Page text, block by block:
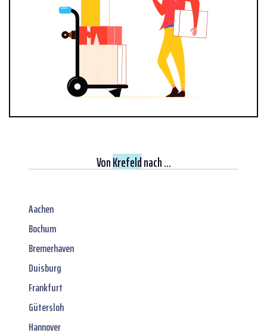
VonKrefeldnach ...
Aachen
Bochum
Bremerhaven
Duisburg
Frankfurt
Gütersloh
Hannover